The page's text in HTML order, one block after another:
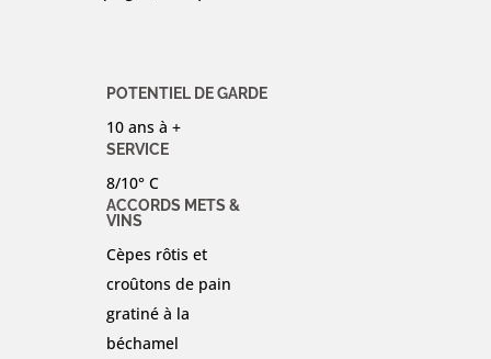
POTENTIEL DE GARDE
10 ans à +
SERVICE
8/10° C
ACCORDS METS &
VINS
Cèpes rôtis et
croûtons de pain
gratiné à la
béchamel